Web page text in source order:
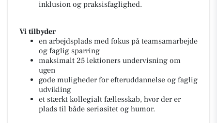
inklusion og praksisfaglighed.
Vi tilbyder
en arbejdsplads med fokus på teamsamarbejde
og faglig sparring
maksimalt 25 lektioners undervisning om
ugen
gode muligheder for efteruddannelse og faglig
udvikling
et stærkt kollegialt fællesskab, hvor der er
plads til både seriøsitet og humor.